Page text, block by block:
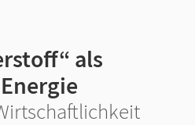
als